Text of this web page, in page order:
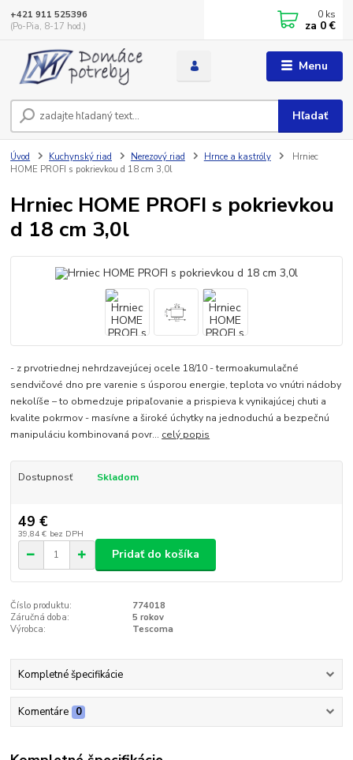
Menu
Hľadať
+421 911 525396
(Po-Pia, 8-17 hod.)
0 ks
za 0 €
Úvod Kuchynský riad Nerezový riad Hrnce a kastróly
Hrniec
HOME PROFI s pokrievkou d 18 cm 3,0l
Hrniec HOME PROFI s pokrievkou
d 18 cm 3,0l
- z prvotriednej nehrdzavejúcej ocele 18/10 - termoakumulačné
sendvičové dno pre varenie s úsporou energie, teplota vo vnútri nádoby
nekolíše – to obmedzuje pripaľovanie a prispieva k vynikajúcej chuti a
kvalite pokrmov - masívne a široké úchytky na jednoduchú a bezpečnú
manipuláciu kombinovaná povr... celý popis
Dostupnosť Skladom
49 €
39,84 € bez DPH
Pridať do košíka
Číslo produktu:
774018
Záručná doba:
5 rokov
Výrobca:
Tescoma
Kompletné špecifikácie
Komentáre 0